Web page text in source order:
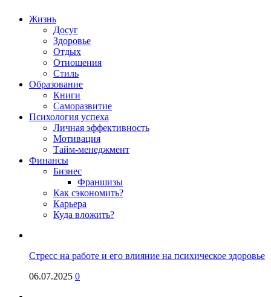
Жизнь
Досуг
Здоровье
Отдых
Отношения
Стиль
Образование
Книги
Саморазвитие
Психология успеха
Личная эффективность
Мотивация
Тайм-менеджмент
Финансы
Бизнес
Франшизы
Как сэкономить?
Карьера
Куда вложить?
Стресс на работе и его влияние на психическое здоровье
06.07.2025 0